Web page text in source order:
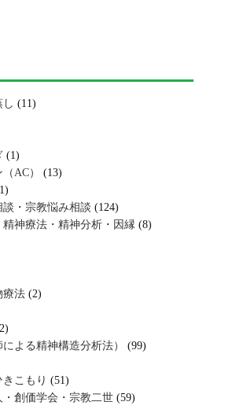
(11)
(1)
AC）
(13)
・宗教悩み相談 (124)
神療法・精神分析・因縁 (8)
療法 (2)
よる精神構造分析法）
(99)
こもり (51)
創価学会・宗教二世 (59)